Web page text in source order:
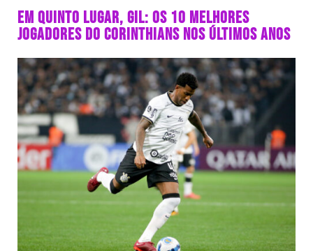
EM QUINTO LUGAR, GIL: OS 10 MELHORES
JOGADORES DO CORINTHIANS NOS ÚLTIMOS ANOS